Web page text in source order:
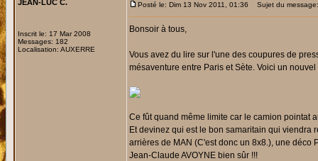
JEAN-LUC C.
Inscrit le: 17 Mar 2008
Messages: 182
Localisation: AUXERRE
Posté le: Dim 13 Nov 2011, 01:36 Sujet du
Bonsoir à tous,
Vous avez du lire sur l'une des coupures de
mésaventure entre Paris et Sète. Voici un
Ce fût quand même limite car le camion pointat
Et devinez qui est le bon samaritain qui viendra
arrières de MAN (C'est donc un 8x8.), une déco
Jean-Claude AVOYNE bien sûr !!!